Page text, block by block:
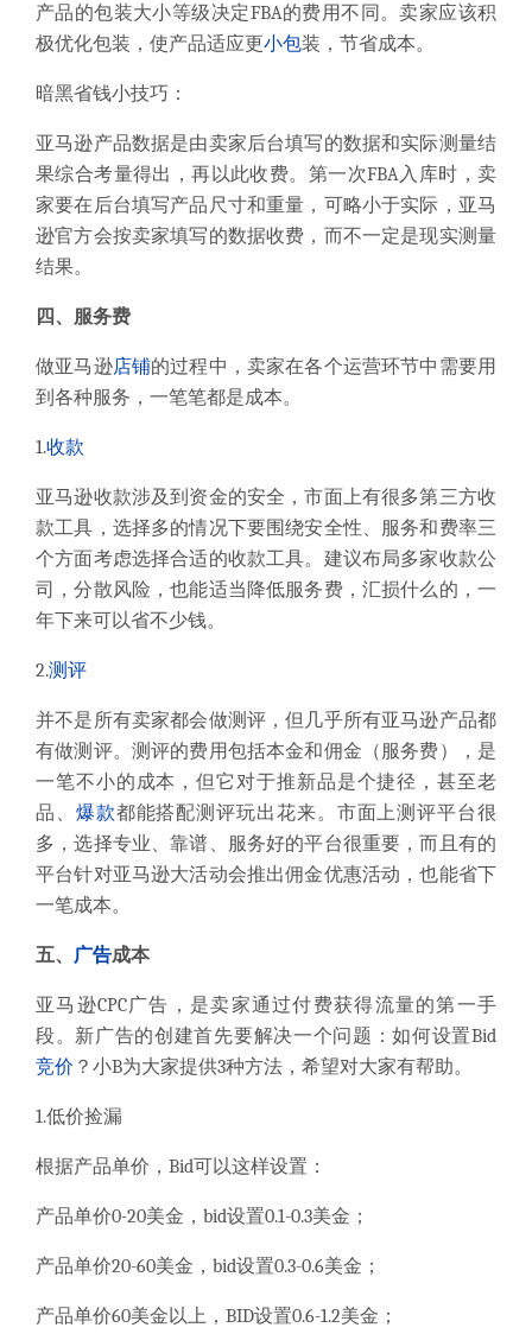
产品的包装大小等级决定FBA的费用不同。卖家应该积
极优化包装，使产品适应更小包装，节省成本。
暗黑省钱小技巧：
亚马逊产品数据是由卖家后台填写的数据和实际测量结
果综合考量得出，再以此收费。第一次FBA入库时，卖
家要在后台填写产品尺寸和重量，可略小于实际，亚马
逊官方会按卖家填写的数据收费，而不一定是现实测量
结果。
四、服务费
做亚马逊店铺的过程中，卖家在各个运营环节中需要用
到各种服务，一笔笔都是成本。
1.收款
亚马逊收款涉及到资金的安全，市面上有很多第三方收
款工具，选择多的情况下要围绕安全性、服务和费率三
个方面考虑选择合适的收款工具。建议布局多家收款公
司，分散风险，也能适当降低服务费，汇损什么的，一
年下来可以省不少钱。
2.测评
并不是所有卖家都会做测评，但几乎所有亚马逊产品都
有做测评。测评的费用包括本金和佣金（服务费），是
一笔不小的成本，但它对于推新品是个捷径，甚至老
品、 爆款都能搭配测评玩出花来。市面上测评平台很
多，选择专业、靠谱、服务好的平台很重要，而且有的
平台针对亚马逊大活动会推出佣金优惠活动，也能省下
一笔成本。
五、 广告成本
亚马逊CPC广告，是卖家通过付费获得流量的第一手
段。新广告的创建首先要解决一个问题：如何设置Bid
竞价 ？小B为大家提供3种方法，希望对大家有帮助。
1.低价捡漏
根据产品单价， Bid可以这样设置：
产品单价0-20美金， bid设置0.1-0.3美金；
产品单价20-60美金， bid设置0.3-0.6美金；
产品单价60美金以上， BID设置0.6-1.2美金；